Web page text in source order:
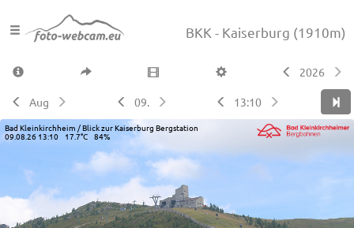
BKK - Kaiserburg (1910m)
2026
Aug 09. 13:10
Bad Kleinkirchheim / Blick zur Kaiserburg Bergstation
09.08.26 13:10 17.7°C 84%